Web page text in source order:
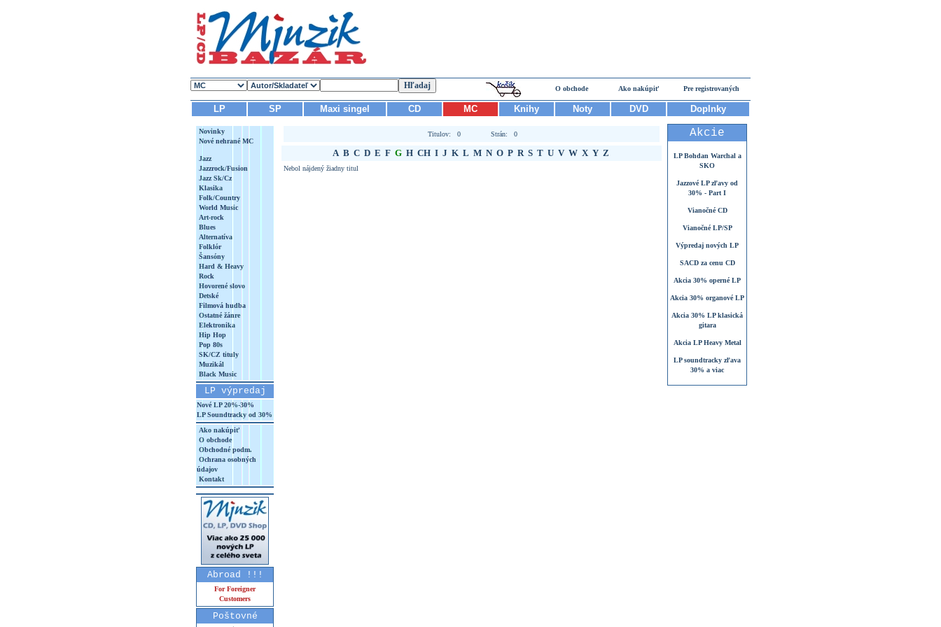
O obchode Ako nakúpiť Pre registrovaných
LP SP Maxi singel CD MC Knihy Noty DVD Doplnky
Novinky
Nové nehrané MC
Jazz
Jazzrock/Fusion
Jazz Sk/Cz
Klasika
Folk/Country
World Music
Art-rock
Blues
Alternatíva
Folklór
Šansóny
Hard & Heavy
Rock
Hovorené slovo
Detské
Filmová hudba
Ostatné žánre
Elektronika
Hip Hop
Pop 80s
SK/CZ tituly
Muzikál
Black Music
LP výpredaj
Nové LP 20%-30%
LP Soundtracky od 30%
Ako nakúpiť
O obchode
Obchodné podm.
Ochrana osobných
údajov
Kontakt
Abroad !!!
For Foreigner
Customers
Poštovné
Titulov: 0 Strán: 0
A B C D E F G H CH I J K L M N O P R S T U V W X Y Z
Nebol nájdený žiadny titul
Akcie
LP Bohdan Warchal a
SKO
Jazzové LP zľavy od
30% - Part I
Vianočné CD
Vianočné LP/SP
Výpredaj nových LP
SACD za cenu CD
Akcia 30% operné LP
Akcia 30% organové LP
Akcia 30% LP klasická
gitara
Akcia LP Heavy Metal
LP soundtracky zľava
30% a viac